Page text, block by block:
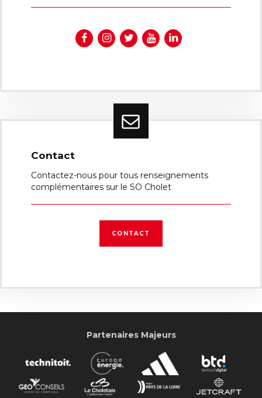
Contact
Contactez-nous pour tous renseignements
complémentaires sur le SO Cholet
CONTACT
Partenaires Majeurs